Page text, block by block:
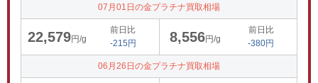
07月01日の金プラチナ買取相場
22,579円/g
前日比
-215円
8,556円/g
前日比
-380円
06月26日の金プラチナ買取相場